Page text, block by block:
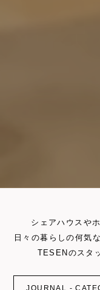
シェアハウスや
日々の暮らしの何気
TESENのスタ